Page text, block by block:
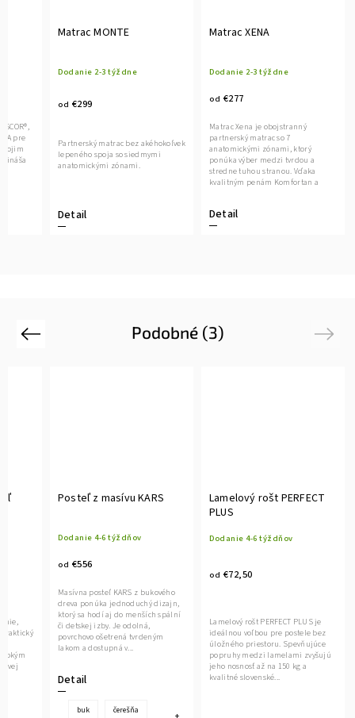
pre
Matrac MONTE
Dodanie 2-3 týždne
od €299
Detail
Partnerský matrac bez akéhokoľvek
lepeného spoja so siedmymi
anatomickými zónami.
Matrac XENA
Dodanie 2-3 týždne
od €277
Detail
Matrac Xena je obojstranný
partnerský matrac so 7
anatomickými zónami, ktorý
ponúka výber medzi tvrdou a
stredne tuhou stranou. Vďaka
kvalitným penám Komfortan a
Podobné (3)
Previous
Posteľ z masívu KARS
Dodanie 4-6 týždňov
od €556
Detail
Masívna posteľ KARS z bukového
dreva ponúka jednoduchý dizajn,
ktorý sa hodí aj do menších spální
či detskej izby. Je odolná,
povrchovo ošetrená tvrdeným
lakom a dostupná v...
buk čerešňa
+
Lamelový rošt PERFECT
PLUS
Dodanie 4-6 týždňov
od €72,50
Lamelový rošt PERFECT PLUS je
ideálnou voľbou pre postele bez
úložného priestoru. Spevňujúce
popruhy medzi lamelami zvyšujú
jeho nosnosť až na 150 kg a
kvalitné slovenské...
Next